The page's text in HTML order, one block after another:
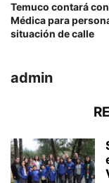
Temuco contará
Médica para
situación de calle
admin